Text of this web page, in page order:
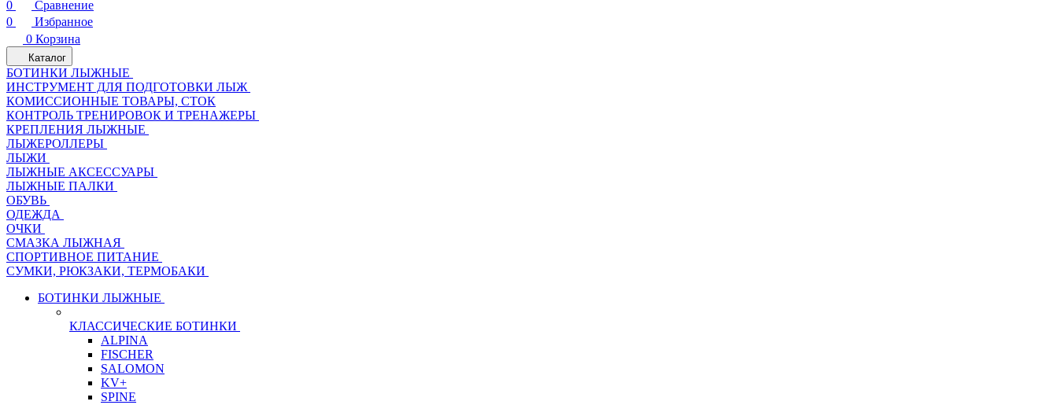
0
Сравнение
0
Избранное
0 Корзина
Каталог
БОТИНКИ ЛЫЖНЫЕ
ИНСТРУМЕНТ ДЛЯ ПОДГОТОВКИ ЛЫЖ
КОМИССИОННЫЕ ТОВАРЫ, СТОК
КОНТРОЛЬ ТРЕНИРОВОК И ТРЕНАЖЕРЫ
КРЕПЛЕНИЯ ЛЫЖНЫЕ
ЛЫЖЕРОЛЛЕРЫ
ЛЫЖИ
ЛЫЖНЫЕ АКСЕССУАРЫ
ЛЫЖНЫЕ ПАЛКИ
ОБУВЬ
ОДЕЖДА
ОЧКИ
СМАЗКА ЛЫЖНАЯ
СПОРТИВНОЕ ПИТАНИЕ
СУМКИ, РЮКЗАКИ, ТЕРМОБАКИ
БОТИНКИ ЛЫЖНЫЕ
КЛАССИЧЕСКИЕ БОТИНКИ
ALPINA
FISCHER
SALOMON
KV+
SPINE